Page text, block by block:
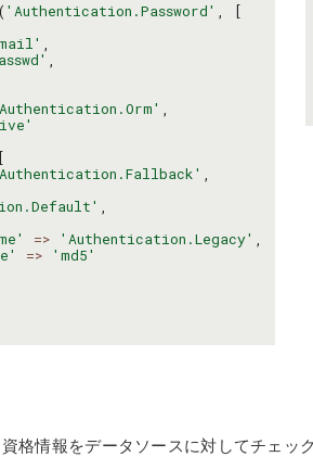
( 'Authentication.Password' ,
[
,
,
,
[
,
,
=> 'Authentication.Legacy' ,
=>
'md5'
格情報をデータソースに対してチェック